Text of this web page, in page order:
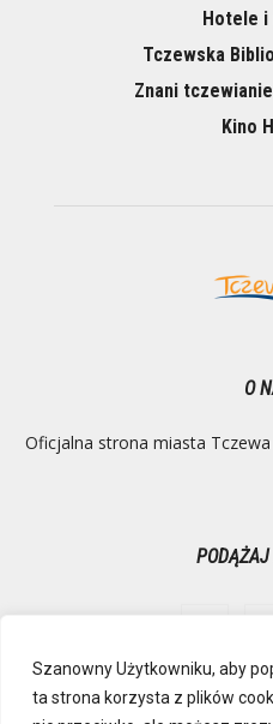
Szanowny Użytkowniku, aby
ta strona korzysta z plików
Hotele
Tczewska
Znani
Kino
O
Oficjalna strona miasta
Ochrona danych osobowych